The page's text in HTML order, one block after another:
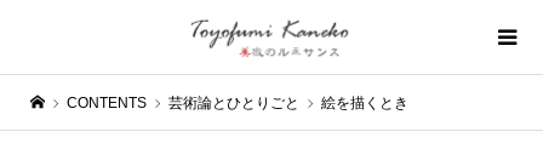
CONTENTS 芸術論とひとりごと 絵を描くとき